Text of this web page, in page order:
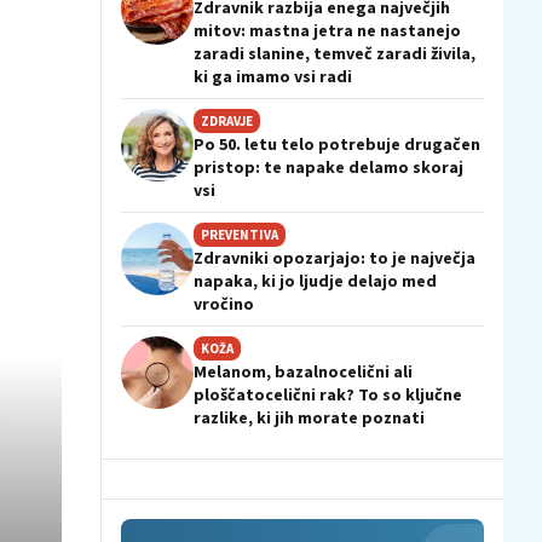
Zdravnik razbija enega največjih
mitov: mastna jetra ne nastanejo
zaradi slanine, temveč zaradi živila,
ki ga imamo vsi radi
ZDRAVJE
Po 50. letu telo potrebuje drugačen
pristop: te napake delamo skoraj
vsi
PREVENTIVA
Zdravniki opozarjajo: to je največja
napaka, ki jo ljudje delajo med
vročino
KOŽA
Melanom, bazalnocelični ali
ploščatocelični rak? To so ključne
razlike, ki jih morate poznati